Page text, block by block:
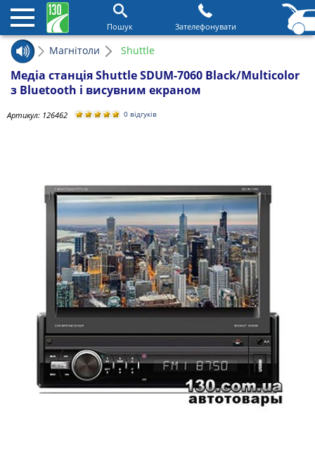
Пошук Зателефонувати
Магнітоли Shuttle
Медіа станція Shuttle SDUM-7060 Black/Multicolor
з Bluetooth і висувним екраном
Артикул: 126462 0 відгуків